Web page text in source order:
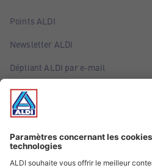
Points ALDI
Newsletter ALDI
Dépliant ALDI par e-mail
Offres
Infos essentielles